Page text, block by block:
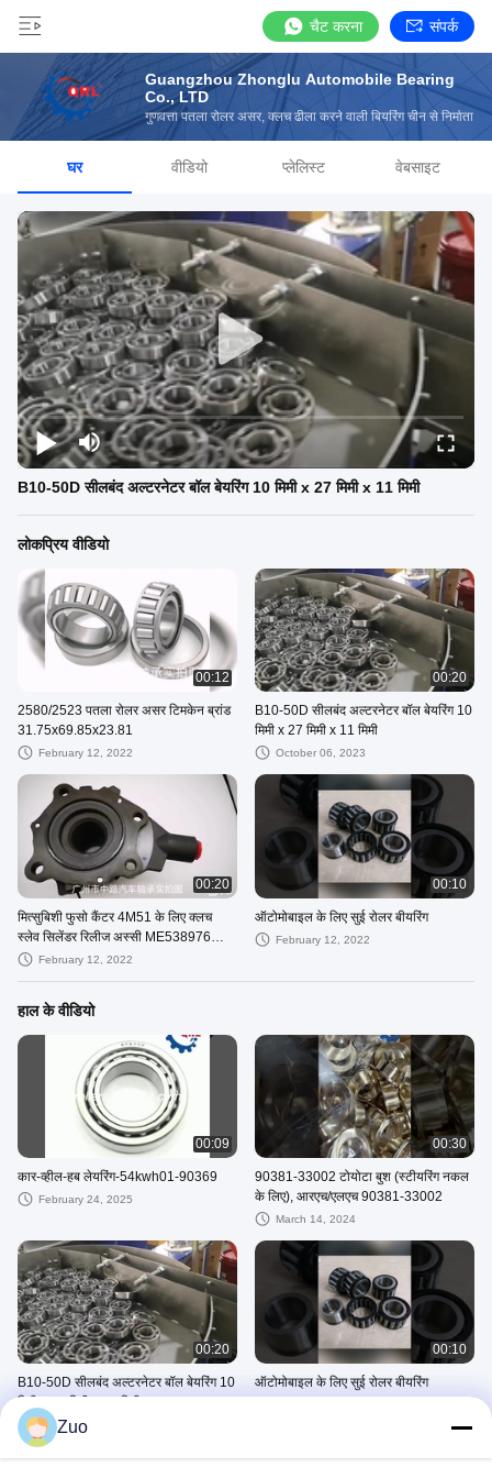
चैट करना संपर्क
Guangzhou Zhonglu Automobile Bearing
Co., LTD
गुणवत्ता पतला रोलर असर, क्लच ढीला करने वाली बियरिंग चीन से निर्माता
घर वीडियो प्लेलिस्ट वेबसाइट
B10-50D सीलबंद अल्टरनेटर बॉल बेयरिंग 10 मिमी x 27 मिमी x 11 मिमी
लोकप्रिय वीडियो
00:12
2580/2523 पतला रोलर असर टिमकेन ब्रांड
31.75x69.85x23.81
February 12, 2022
00:20
B10-50D सीलबंद अल्टरनेटर बॉल बेयरिंग 10
मिमी x 27 मिमी x 11 मिमी
October 06, 2023
00:20
मित्सुबिशी फुसो कैंटर 4M51 के लिए क्लच
स्लेव सिलेंडर रिलीज अस्सी ME538976
ME523208 असर
February 12, 2022
00:10
ऑटोमोबाइल के लिए सुई रोलर बीयरिंग
February 12, 2022
हाल के वीडियो
00:09
कार-व्हील-हब लेयरिंग-54kwh01-90369
February 24, 2025
00:30
90381-33002 टोयोटा बुश (स्टीयरिंग नकल
के लिए), आरएच/एलएच 90381-33002
March 14, 2024
00:20
B10-50D सीलबंद अल्टरनेटर बॉल बेयरिंग 10
मिमी x 27 मिमी x 11 मिमी
October 06, 2023
00:10
ऑटोमोबाइल के लिए सुई रोलर बीयरिंग
Zuo